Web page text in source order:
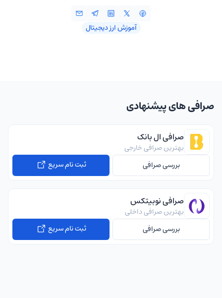
آموزش ارز دیجیتال
صرافی های پیشنهادی
صرافی ال بانک
بهترین صرافی خارجی
بررسی صرافی
ثبت نام سریع
صرافی نوبیتکس
بهترین صرافی داخلی
بررسی صرافی
ثبت نام سریع